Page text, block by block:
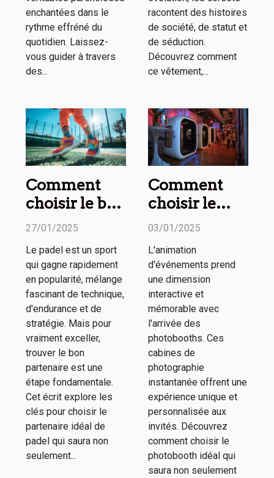
enchantées dans le
rythme effréné du
quotidien. Laissez-
vous guider à travers
des...
racontent des histoires
de société, de statut et
de séduction.
Découvrez comment
ce vêtement,...
Comment
choisir le bon
partenaire de
améliorer
votre jeu
27/01/2025
Le padel est un sport
qui gagne rapidement
en popularité, mélange
fascinant de technique,
d'endurance et de
stratégie. Mais pour
vraiment exceller,
trouver le bon
partenaire est une
étape fondamentale.
Cet écrit explore les
clés pour choisir le
partenaire idéal de
padel qui saura non
seulement...
Comment
choisir le
meilleur
pour votre
événement
spécial
03/01/2025
L'animation
d'événements prend
une dimension
interactive et
mémorable avec
l'arrivée des
photobooths. Ces
cabines de
photographie
instantanée offrent une
expérience unique et
personnalisée aux
invités. Découvrez
comment choisir le
photobooth idéal qui
saura non seulement